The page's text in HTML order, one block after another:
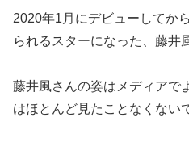
2020年1月にデビューしてか
られるスターになった、藤井
藤井風さんの姿はメディアで
はほとんど見たことなくない